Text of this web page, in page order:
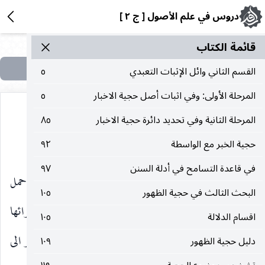
دروس في علم الأصول [ ج ٢ ]
قائمة الکتاب
القسم الثاني وائل الإثبات التعبدي
٥
المرحلة الأولى: وفي اثبات أصل حجية الاخبار
٥
المرحلة الثانية وفي تحديد دائرة حجية الاخبار
٨٥
حجية الخبر مع الواسطة
٩٢
في قاعدة التسامح في أدلة السنن
٩٧
البحث الثالث في حجية الظهور
١٠٥
اقسام الدلالة
١٠٥
دليل حجية الظهور
١٠٩
__________________
مقوّما لماهية الآخر كالصلاة وحمل المغصوب ، فانّ حمل
المغصوب ليس مقوّما لماهية الصلاة ، اي انه ليس من اجزائها
وشرائطها ولا دليل على انها من موانعها ، وكالصلاة والنظر الى